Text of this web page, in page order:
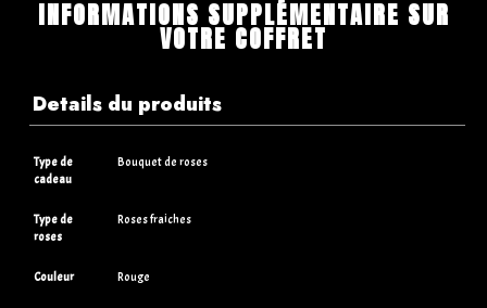
INFORMATIONS SUPPLÉMENTAIRE SUR
VOTRE COFFRET
Details du produits
Type de
cadeau
Bouquet de roses
Type de
roses
Roses fraiches
Couleur Rouge